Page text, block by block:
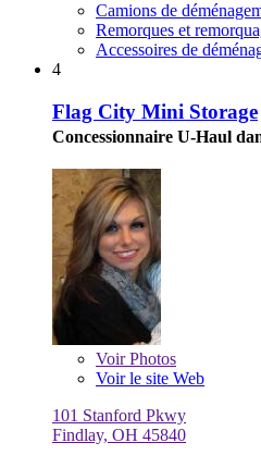
Camions de
Remorques et
Accessoires de
4
Flag City Mini Storage
Concessionnaire U-Haul
VoirPhotos
Voir le site Web
101 Stanford Pkwy
Findlay, OH 45840